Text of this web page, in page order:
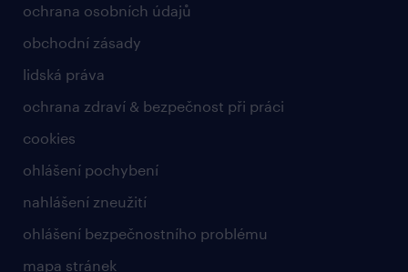
ochrana osobních údajů
obchodní zásady
lidská práva
ochrana zdraví & bezpečnost při práci
cookies
ohlášení pochybení
nahlášení zneužití
ohlášení bezpečnostního problému
mapa stránek